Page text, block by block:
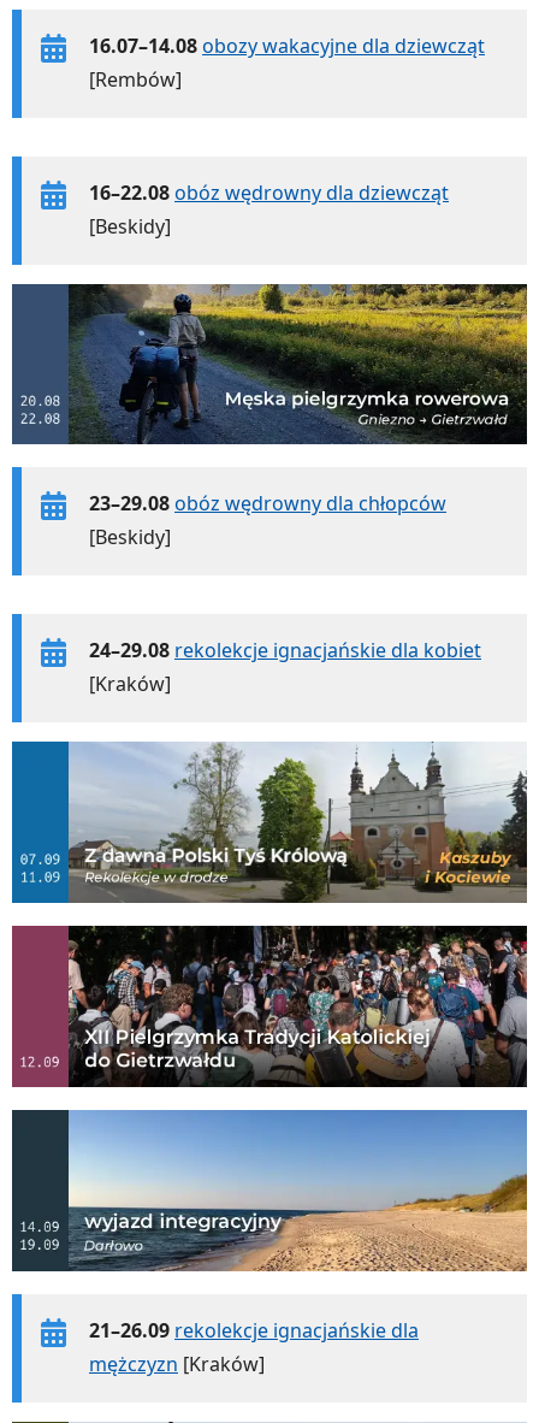
16.07–14.08obozy wakacyjne dla dziewcząt
[Rembów]
16–22.08obóz wędrowny dla dziewcząt
[Beskidy]
23–29.08obóz wędrowny dla chłopców
[Beskidy]
24–29.08 rekolekcje ignacjańskie dla kobiet
[Kraków]
21–26.09 rekolekcje ignacjańskie dla
mężczyzn [Kraków]